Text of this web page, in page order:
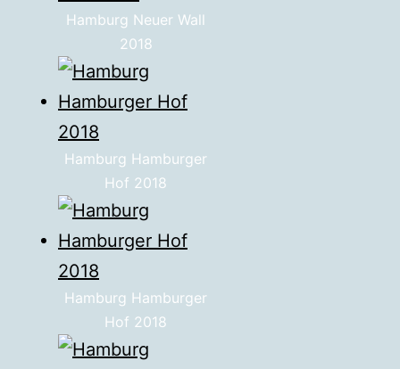
Hamburg Neuer Wall
2018
Hamburg Hamburger
Hof 2018
Hamburg Hamburger
Hof 2018